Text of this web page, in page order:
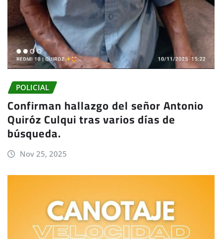
POLICIAL
Confirman hallazgo del señor Antonio
Quiróz Culqui tras varios días de
búsqueda.
Nov 25, 2025